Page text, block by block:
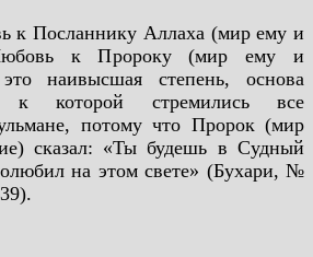
к Посланнику Аллаха (мир ему и
Любовь к Пророку (мир ему и
наивысшая степень, основа
к которой стремились все
потому что Пророк (мир
сказал: «Ты будешь в Судный
на этом свете» (Бухари, №